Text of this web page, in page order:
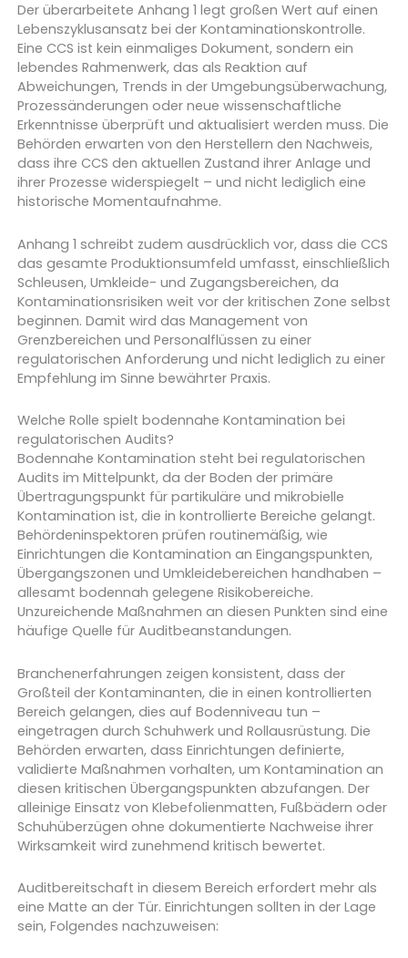
Der überarbeitete Anhang 1 legt großen Wert auf einen
Lebenszyklusansatz bei der Kontaminationskontrolle.
Eine CCS ist kein einmaliges Dokument, sondern ein
lebendes Rahmenwerk, das als Reaktion auf
Abweichungen, Trends in der Umgebungsüberwachung,
Prozessänderungen oder neue wissenschaftliche
Erkenntnisse überprüft und aktualisiert werden muss. Die
Behörden erwarten von den Herstellern den Nachweis,
dass ihre CCS den aktuellen Zustand ihrer Anlage und
ihrer Prozesse widerspiegelt – und nicht lediglich eine
historische Momentaufnahme.
Anhang 1 schreibt zudem ausdrücklich vor, dass die CCS
das gesamte Produktionsumfeld umfasst, einschließlich
Schleusen, Umkleide- und Zugangsbereichen, da
Kontaminationsrisiken weit vor der kritischen Zone selbst
beginnen. Damit wird das Management von
Grenzbereichen und Personalflüssen zu einer
regulatorischen Anforderung und nicht lediglich zu einer
Empfehlung im Sinne bewährter Praxis.
Welche Rolle spielt bodennahe Kontamination bei
regulatorischen Audits?
Bodennahe Kontamination steht bei regulatorischen
Audits im Mittelpunkt, da der Boden der primäre
Übertragungspunkt für partikuläre und mikrobielle
Kontamination ist, die in kontrollierte Bereiche gelangt.
Behördeninspektoren prüfen routinemäßig, wie
Einrichtungen die Kontamination an Eingangspunkten,
Übergangszonen und Umkleidebereichen handhaben –
allesamt bodennah gelegene Risikobereiche.
Unzureichende Maßnahmen an diesen Punkten sind eine
häufige Quelle für Auditbeanstandungen.
Branchenerfahrungen zeigen konsistent, dass der
Großteil der Kontaminanten, die in einen kontrollierten
Bereich gelangen, dies auf Bodenniveau tun –
eingetragen durch Schuhwerk und Rollausrüstung. Die
Behörden erwarten, dass Einrichtungen definierte,
validierte Maßnahmen vorhalten, um Kontamination an
diesen kritischen Übergangspunkten abzufangen. Der
alleinige Einsatz von Klebefolienmatten, Fußbädern oder
Schuhüberzügen ohne dokumentierte Nachweise ihrer
Wirksamkeit wird zunehmend kritisch bewertet.
Auditbereitschaft in diesem Bereich erfordert mehr als
eine Matte an der Tür. Einrichtungen sollten in der Lage
sein, Folgendes nachzuweisen: